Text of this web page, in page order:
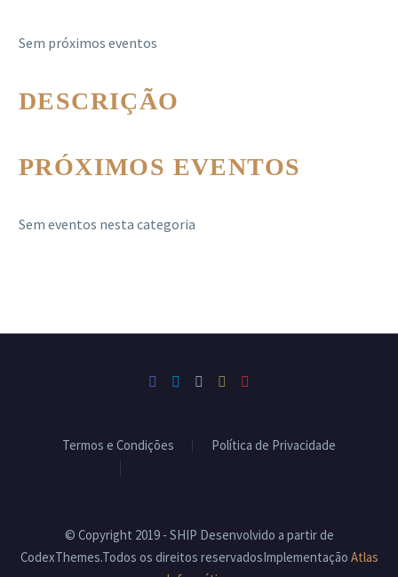
Sem próximos eventos
DESCRIÇÃO
PRÓXIMOS EVENTOS
Sem eventos nesta categoria
Termos e Condições
Política de Privacidade
© Copyright 2019 - SHIP Desenvolvido a partir de
CodexThemes.Todos os direitos reservadosImplementação Atlas